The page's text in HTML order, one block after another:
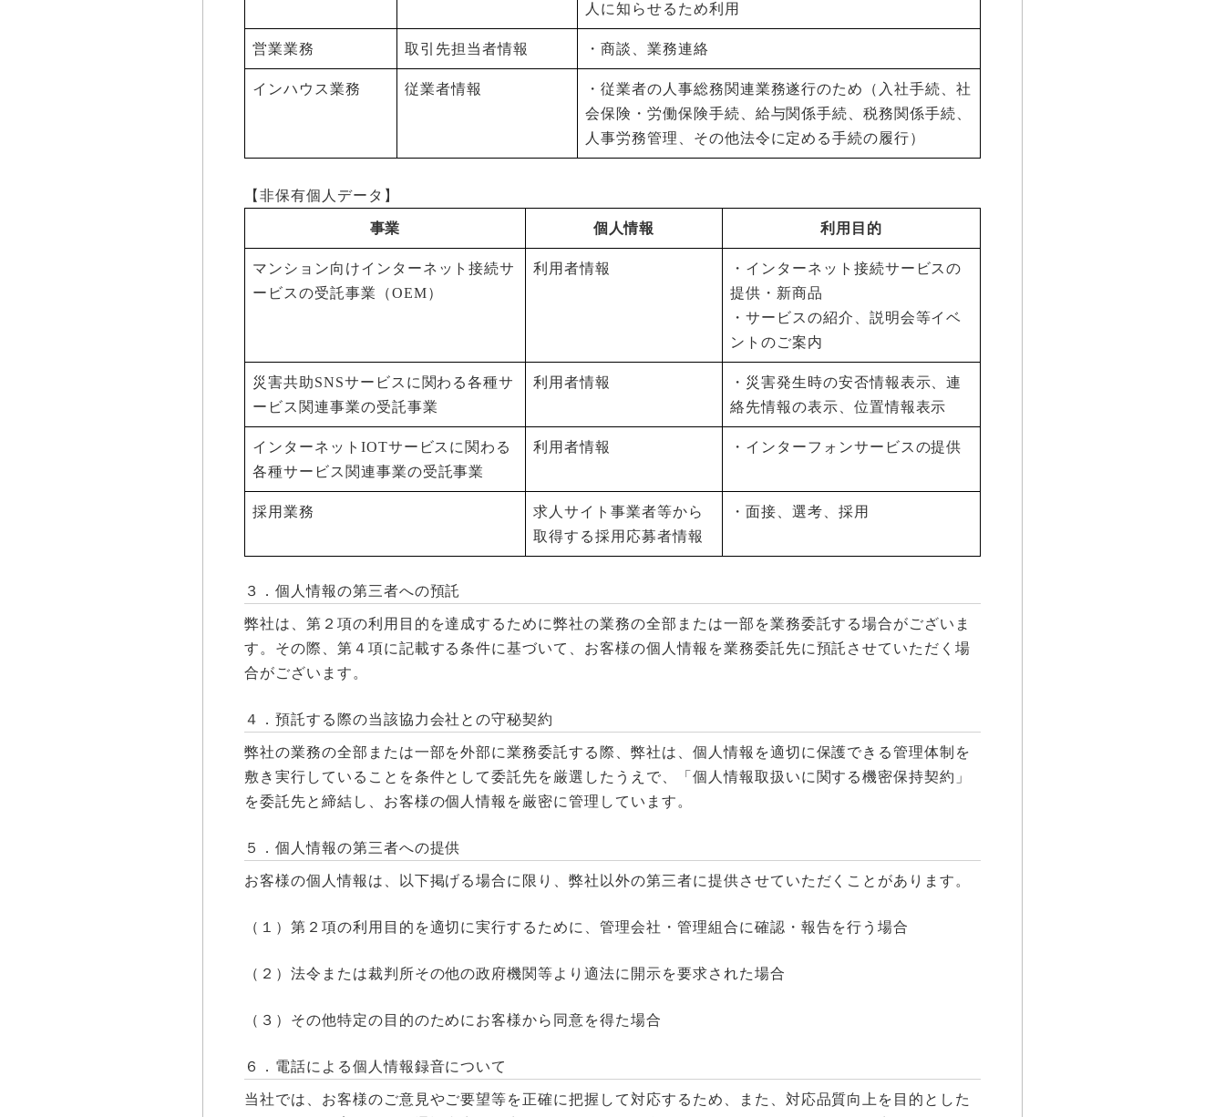
人に知らせるため利用
営業業務 取引先担当者情報 ・商談、業務連絡
インハウス業務 従業者情報
・従業者の人事総務関連業務遂行のため（入社手続、社
会保険・労働保険手続、給与関係手続、税務関係手続、
人事労務管理、その他法令に定める手続の履行）
【非保有個人データ】
事業 個人情報 利用目的
マンション向けインターネット接続サ
ービスの受託事業（OEM）
利用者情報
・インターネット接続サービスの
提供・新商品
・サービスの紹介、説明会等イベ
ントのご案内
災害共助SNSサービスに関わる各種サ
ービス関連事業の受託事業
利用者情報
・災害発生時の安否情報表示、連
絡先情報の表示、位置情報表示
インターネットIOTサービスに関わる
各種サービス関連事業の受託事業
利用者情報 ・インターフォンサービスの提供
採用業務
求人サイト事業者等から
取得する採用応募者情報
・面接、選考、採用
３．個人情報の第三者への預託
弊社は、第２項の利用目的を達成するために弊社の業務の全部または一部を業務委託する場合がございま
す。その際、第４項に記載する条件に基づいて、お客様の個人情報を業務委託先に預託させていただく場
合がございます。
４．預託する際の当該協力会社との守秘契約
弊社の業務の全部または一部を外部に業務委託する際、弊社は、個人情報を適切に保護できる管理体制を
敷き実行していることを条件として委託先を厳選したうえで、「個人情報取扱いに関する機密保持契約」
を委託先と締結し、お客様の個人情報を厳密に管理しています。
５．個人情報の第三者への提供
お客様の個人情報は、以下掲げる場合に限り、弊社以外の第三者に提供させていただくことがあります。
（１）第２項の利用目的を適切に実行するために、管理会社・管理組合に確認・報告を行う場合
（２）法令または裁判所その他の政府機関等より適法に開示を要求された場合
（３）その他特定の目的のためにお客様から同意を得た場合
６．電話による個人情報録音について
当社では、お客様のご意見やご要望等を正確に把握して対応するため、また、対応品質向上を目的とした